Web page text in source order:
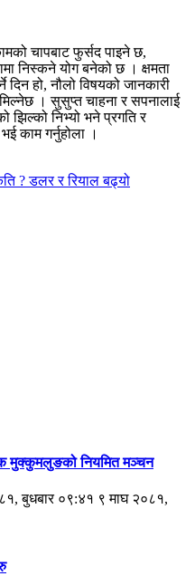
चापबाट फुर्सद पाइने छ,
निस्कने योग बनेको छ । क्षमता
दिन हो, नौलो विषयको जानकारी
मिल्नेछ । सुसुप्त चाहना र सपनालाई
झिल्को निभ्यो भने प्रगति र
काम गर्नुहोला ।
? डलर र रियाल बढ्यो
मुक्कुमलुङको नियमित मञ्चन
बुधबार ०९:४१ ९ माघ २०८१,